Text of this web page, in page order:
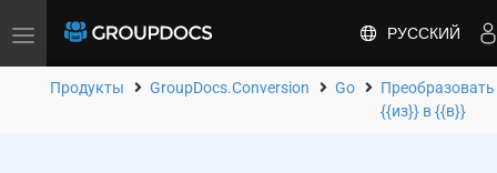
Toggle
РУССКИЙ
Продукты GroupDocs.Conversion Go
Преобразовать
{{из}} в {{в}}